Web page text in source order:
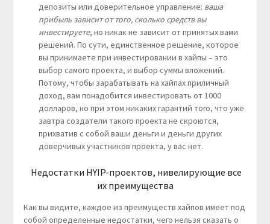
депозиты или доверительное управление: ваша
прибыль зависит от того, сколько средств вы
инвестируете, но никак не зависит от принятых вами
решений. По сути, единственное решение, которое
вы принимаете при инвестировании в хайпы – это
выбор самого проекта, и выбор суммы вложений.
Потому, чтобы зарабатывать на хайпах приличный
доход, вам понадобится инвестировать от 1000
долларов, но при этом никаких гарантий того, что уже
завтра создатели такого проекта не скроются,
прихватив с собой ваши деньги и деньги других
доверчивых участников проекта, у вас нет.
Недостатки HYIP-проектов, нивелирующие все
их преимущества
Как вы видите, каждое из преимуществ хайпов имеет под
собой определенные недостатки, чего нельзя сказать о